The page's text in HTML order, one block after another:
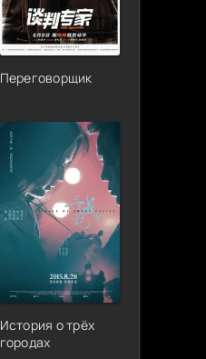
Переговорщик
История о трёх
городах